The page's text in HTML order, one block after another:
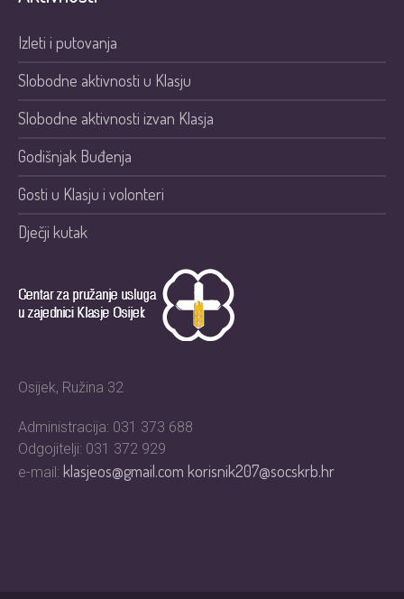
Izleti i putovanja
Slobodne aktivnosti u Klasju
Slobodne aktivnosti izvan Klasja
Godišnjak Buđenja
Gosti u Klasju i volonteri
Dječji kutak
Osijek, Ružina 32
Administracija: 031 373 688
Odgojitelji: 031 372 929
e-mail: klasjeos@gmail.comkorisnik207@socskrb.hr